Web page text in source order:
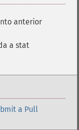
anterior
a stat
a Pull